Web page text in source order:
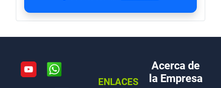
ENLACES
Acerca de
la Empresa